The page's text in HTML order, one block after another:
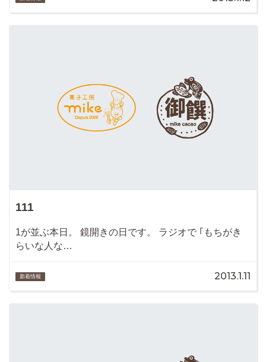
111
1が並ぶ本日。 鏡開きの日です。 ラジオで ｢もちがき
らいな人な…
新着情報 2013.1.11